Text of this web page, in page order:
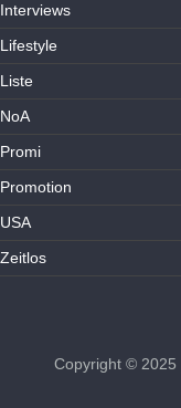
Interviews
Lifestyle
Liste
NoA
Promi
Promotion
USA
Zeitlos
Copyright © 2025